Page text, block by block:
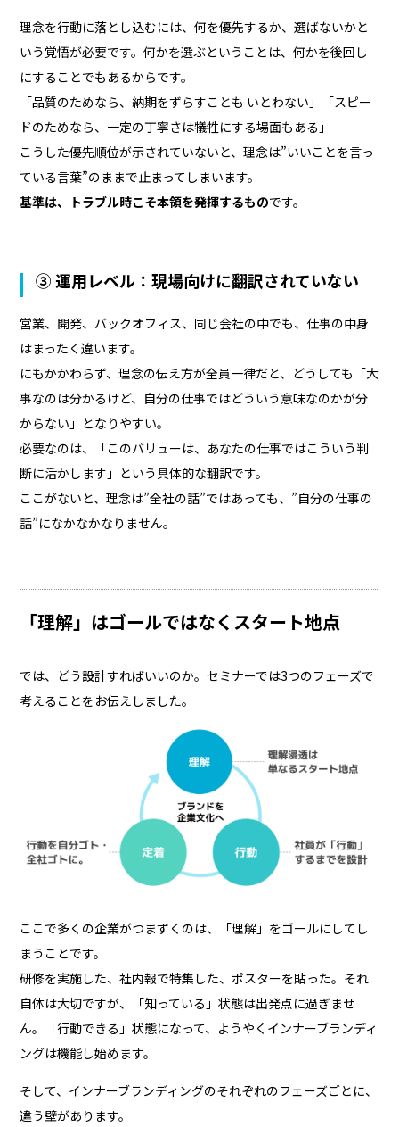
理念を行動に落とし込むには、何を優先するか、選ばないかと
いう覚悟が必要です。何かを選ぶということは、何かを後回し
にすることでもあるからです。
「品質のためなら、納期をずらすことも いとわない」「スピー
ドのためなら、一定の丁寧さは犠牲にする場面もある」
こうした優先順位が示されていないと、理念は”いいことを言っ
ている言葉”のままで止まってしまいます。
基準は、トラブル時こそ本領を発揮するものです。
③ 運用レベル：現場向けに翻訳されていない
営業、開発、バックオフィス、同じ会社の中でも、仕事の中身
はまったく違います。
にもかかわらず、理念の伝え方が全員一律だと、どうしても「大
事なのは分かるけど、自分の仕事ではどういう意味なのかが分
からない」となりやすい。
必要なのは、「このバリューは、あなたの仕事ではこういう判
断に活かします」という具体的な翻訳です。
ここがないと、理念は”全社の話”ではあっても、”自分の仕事の
話”になかなかなりません。
「理解」はゴールではなくスタート地点
では、どう設計すればいいのか。セミナーでは3つのフェーズで
考えることをお伝えしました。
ここで多くの企業がつまずくのは、「理解」をゴールにしてし
まうことです。
研修を実施した、社内報で特集した、ポスターを貼った――。それ
自体は大切ですが、「知っている」状態は出発点に過ぎませ
ん。「行動できる」状態になって、ようやくインナーブランディ
ングは機能し始めます。
そして、インナーブランディングのそれぞれのフェーズごとに、
違う壁があります。